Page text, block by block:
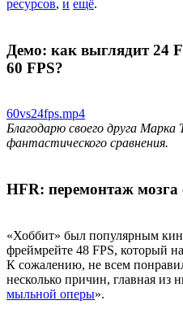
ресурсов, и ещё.
Демо: как выглядит 24
60 FPS?
60vs24fps.mp4
Благодарю своего друга Марка
фантастического сравнения.
HFR: перемонтаж
«Хоббит» был популярным
фреймрейте 48 FPS, который
К сожалению, не всем
несколько причин, главная
мыльной оперы».